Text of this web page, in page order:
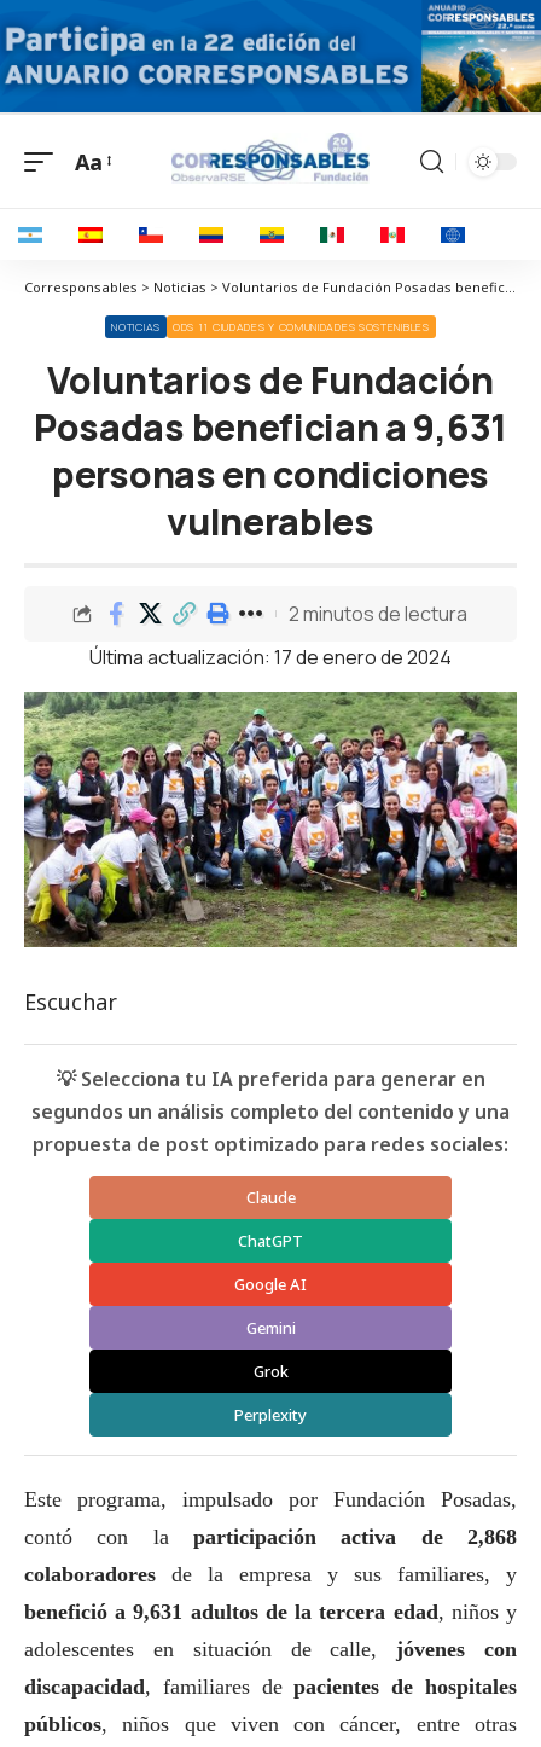
Aa
Corresponsables > Noticias > Voluntarios de Fundación Posadas benefician a 9,631 personas en condiciones vulnerables
NOTICIAS ODS 11 CIUDADES Y COMUNIDADES SOSTENIBLES
Voluntarios de Fundación
Posadas benefician a 9,631
personas en condiciones
vulnerables
Última actualización: 17 de enero de 2024
2 minutos de lectura
Escuchar
💡 Selecciona tu IA preferida para generar en
segundos un análisis completo del contenido y una
propuesta de post optimizado para redes sociales:
Claude
ChatGPT
Google AI
Gemini
Grok
Perplexity
Este programa, impulsado por Fundación Posadas,
contó con la participación activa de 2,868
colaboradores de la empresa y sus familiares, y
benefició a 9,631 adultos de la tercera edad, niños y
adolescentes en situación de calle,jóvenes con
discapacidad, familiares depacientes de hospitales
públicos, niños que viven con cáncer, entre otras